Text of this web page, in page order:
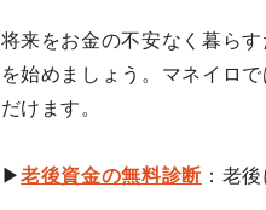
将来をお金の不安なく暮ら
を始めましょう。マネイロ
だけます。
▶老後資金の無料診断：老